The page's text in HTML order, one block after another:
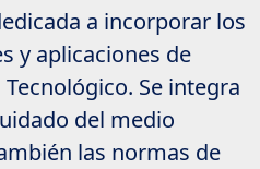
a incorporar los
y aplicaciones de
Se integra
del medio
las normas de